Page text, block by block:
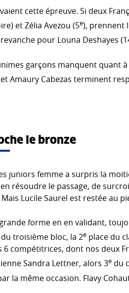
cette épreuve. Si deux
et Zélia Avezou (5e), prennent
pour Louna Deshayes
garçons manquent quant
Amaury Cabezas terminent
le bronze
juniors femme a surpris la
résoudre le passage, de
Lucile Saurel est restée au
forme en en validant,
du troisième bloc, la 2e place du
compétitrices, dont nos deux
Sandra Lettner, alors 3e du
la même occasion. Flavy